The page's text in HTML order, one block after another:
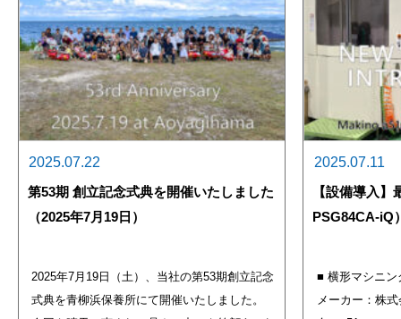
2025.07.22
第53期 創立記念式典を開催いたしました
（2025年7月19日）
2025年7月19日（土）、当社の第53期創立記念
式典を青柳浜保養所にて開催いたしました。
2025.07.11
【設備導入
PSG84CA-iQ
■ 横形マシニン
メーカー：株